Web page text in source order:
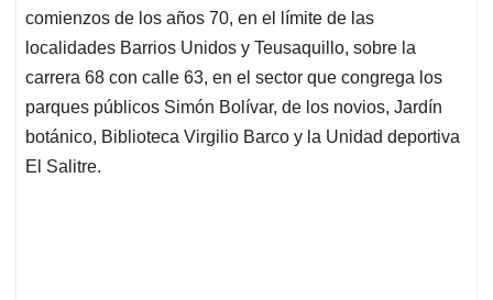
comienzos de los años 70, en el límite de las
localidades Barrios Unidos y Teusaquillo, sobre la
carrera 68 con calle 63, en el sector que congrega los
parques públicos Simón Bolívar, de los novios, Jardín
botánico, Biblioteca Virgilio Barco y la Unidad deportiva
El Salitre.